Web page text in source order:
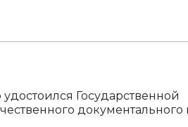
Государственной
документального